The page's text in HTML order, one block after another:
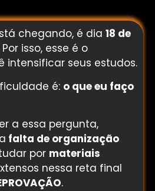
chegando, é dia 18 de
Por isso, esse é o
intensificar seus estudos.
é: o que eu faço
a essa pergunta,
falta de organização
por materiais
nessa reta final
.